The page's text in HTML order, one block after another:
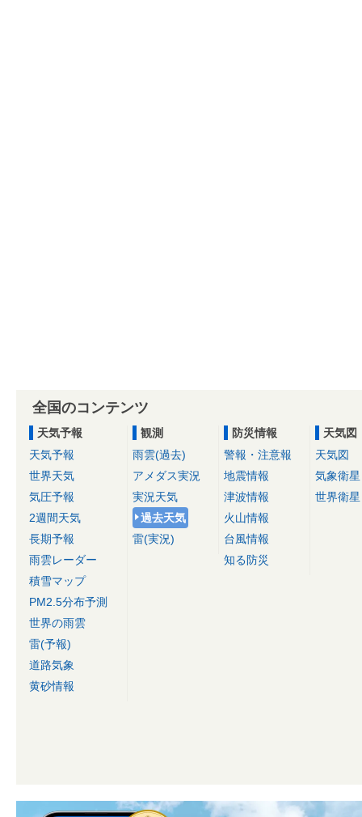
全国のコンテンツ
天気予報
天気予報
世界天気
気圧予報
2週間天気
長期予報
雨雲レーダー
積雪マップ
PM2.5分布予測
世界の雨雲
雷(予報)
道路気象
黄砂情報
観測
雨雲(過去)
アメダス実況
実況天気
過去天気
雷(実況)
防災情報
警報・注意報
地震情報
津波情報
火山情報
台風情報
知る防災
天気図
天気図
気象衛星
世界衛星